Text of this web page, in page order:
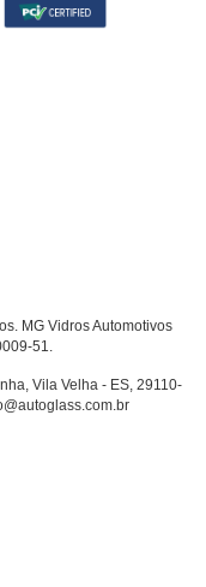
MG Vidros Automotivos
51.
Vila Velha - ES, 29110-